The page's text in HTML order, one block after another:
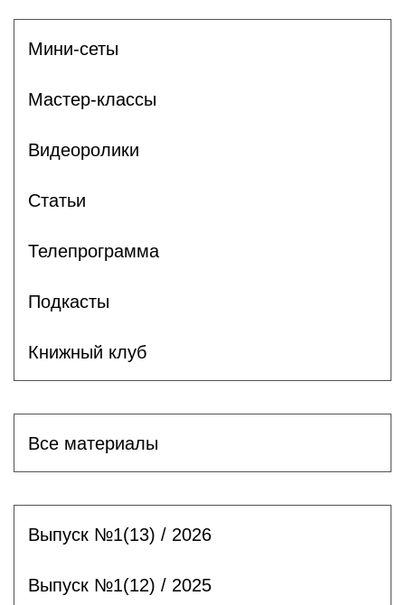
Мини-сеты
Мастер-классы
Видеоролики
Статьи
Телепрограмма
Подкасты
Книжный клуб
Все материалы
Выпуск №1(13) / 2026
Выпуск №1(12) / 2025